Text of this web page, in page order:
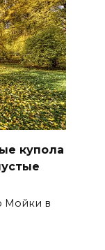
купола
Мойки в